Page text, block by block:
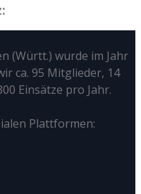
(Württ.) wurde im Jahr
ca. 95 Mitglieder, 14
Einsätze pro Jahr.
Plattformen: